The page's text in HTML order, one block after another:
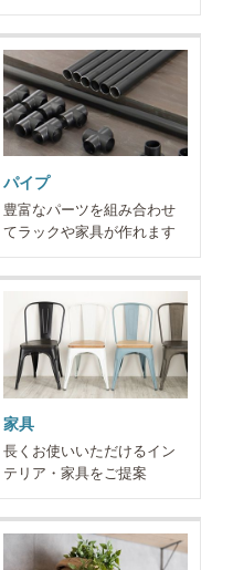
な工具
パイプ
豊富なパーツを組み合わせ
てラックや家具が作れます
家具
長くお使いいただけるイン
テリア・家具をご提案